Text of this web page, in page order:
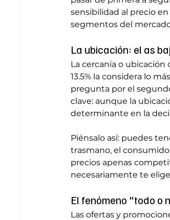
sensibilidad al precio
segmentos del
La ubicación: el as
La cercanía o
13.5% la considera lo
pregunta por el
clave: aunque la
determinante en la
Piénsalo así: puedes
trasmano, el
precios apenas
necesariamente te
El fenómeno "todo o
Las ofertas y